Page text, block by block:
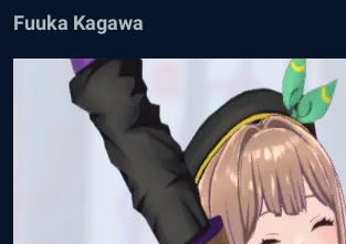
Fuuka Kagawa